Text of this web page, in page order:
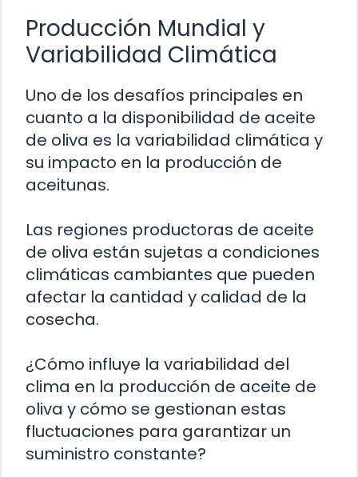
Producción Mundial y
Variabilidad Climática
Uno de los desafíos principales en
cuanto a la disponibilidad de aceite
de oliva es la variabilidad climática y
su impacto en la producción de
aceitunas.
Las regiones productoras de aceite
de oliva están sujetas a condiciones
climáticas cambiantes que pueden
afectar la cantidad y calidad de la
cosecha.
¿Cómo influye la variabilidad del
clima en la producción de aceite de
oliva y cómo se gestionan estas
fluctuaciones para garantizar un
suministro constante?